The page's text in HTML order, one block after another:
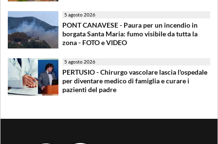
5 agosto 2026
PONT CANAVESE - Paura per un incendio in
borgata Santa Maria: fumo visibile da tutta la
zona - FOTO e VIDEO
5 agosto 2026
PERTUSIO - Chirurgo vascolare lascia l'ospedale
per diventare medico di famiglia e curare i
pazienti del padre